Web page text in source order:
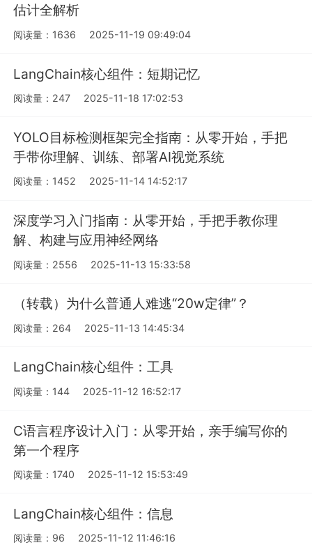
估计全解析
阅读量：1636 2025-11-19 09:49:04
LangChain核心组件：短期记忆
阅读量：247 2025-11-18 17:02:53
YOLO目标检测框架完全指南：从零开始，手把
手带你理解、训练、部署AI视觉系统
阅读量：1452 2025-11-14 14:52:17
深度学习入门指南：从零开始，手把手教你理
解、构建与应用神经网络
阅读量：2556 2025-11-13 15:33:58
（转载）为什么普通人难逃“20w定律”？
阅读量：264 2025-11-13 14:45:34
LangChain核心组件：工具
阅读量：144 2025-11-12 16:52:17
C语言程序设计入门：从零开始，亲手编写你的
第一个程序
阅读量：1740 2025-11-12 15:53:49
LangChain核心组件：信息
阅读量：96 2025-11-12 11:46:16